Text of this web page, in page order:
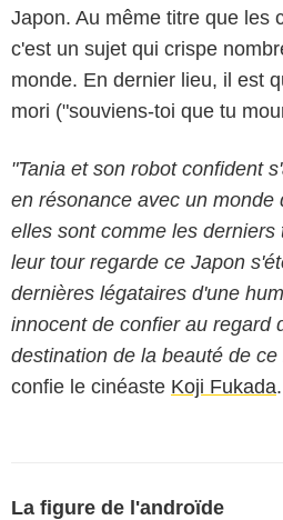
Japon. Au même titre que les
c'est un sujet qui crispe
monde. En dernier lieu, il est
mori ("souviens-toi que tu
"Tania et son robot confident
en résonance avec un monde
elles sont comme les
leur tour regarde ce Japon
dernières légataires d'une
innocent de confier au regard
destination de la beauté de
confie le cinéaste Koji Fukada.
La figure de l'androïde